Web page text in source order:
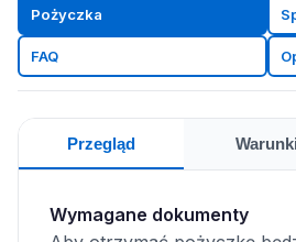
Pożyczka
FAQ
Przegląd Warunki
Wymagane dokumenty